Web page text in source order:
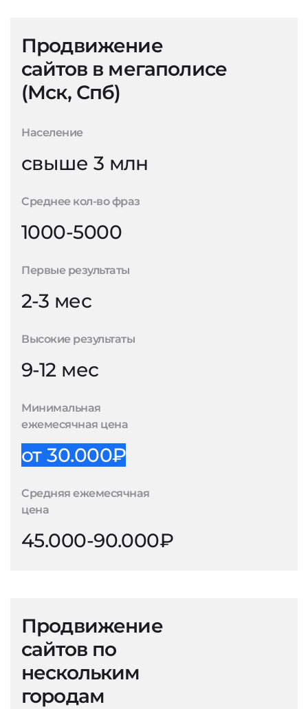
Продвижение
сайтов в мегаполисе
(Мск, Спб)
Население
свыше 3 млн
Среднее кол-во фраз
1000-5000
Первые результаты
2-3 мес
Высокие результаты
9-12 мес
Минимальная
ежемесячная цена
от 30.000₽
Средняя ежемесячная
цена
45.000-90.000₽
Продвижение
сайтов по
нескольким
городам